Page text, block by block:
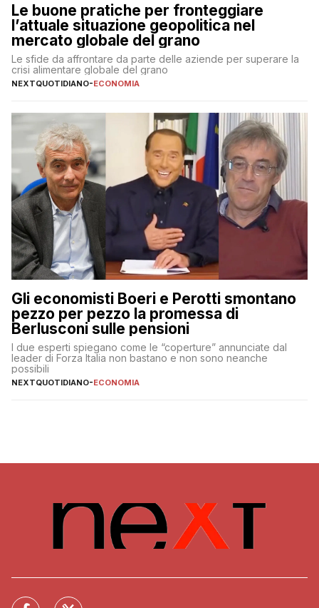
Le buone pratiche per fronteggiare
l’attuale situazione geopolitica nel
mercato globale del grano
Le sfide da affrontare da parte delle aziende per superare la
crisi alimentare globale del grano
NEXTQUOTIDIANO-ECONOMIA
Gli economisti Boeri e Perotti smontano
pezzo per pezzo la promessa di
Berlusconi sulle pensioni
I due esperti spiegano come le “coperture” annunciate dal
leader di Forza Italia non bastano e non sono neanche
possibili
NEXTQUOTIDIANO-ECONOMIA